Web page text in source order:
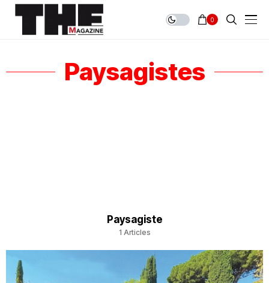
0
Paysagistes
Paysagiste
1 Articles